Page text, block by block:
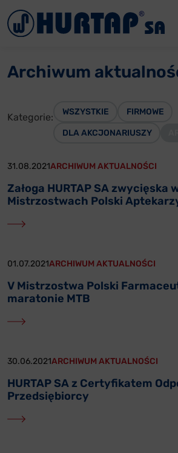
Archiwum
Kategorie: WSZYSTKIE FIRMOWE
DLA AKCJONARIUSZY
31.08.2021ARCHIWUM AKTUALNOŚCI
Załoga HURTAP SA zwycięska
Mistrzostwach Polski
01.07.2021ARCHIWUM AKTUALNOŚCI
V Mistrzostwa Polski
maratonie MTB
30.06.2021ARCHIWUM AKTUALNOŚCI
HURTAP SA z Certyfikatem
Przedsiębiorcy
Menu
Aktualności
Współpraca
Reklamacje
Oferty pracy
Kontakt